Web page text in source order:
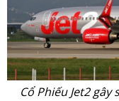
Cổ Phiếu Jet2